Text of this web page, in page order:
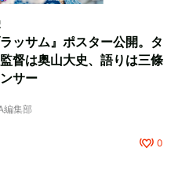
ッサム』ポスター公開。タ
督は奥山大史、語りは三條
サー
編集部
0